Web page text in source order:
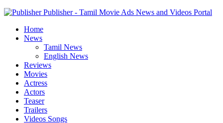
Publisher - Tamil Movie Ads News and Videos Portal
Home
News
Tamil News
English News
Reviews
Movies
Actress
Actors
Teaser
Trailers
Videos Songs